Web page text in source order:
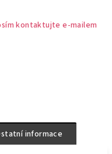
kontaktujte e-mailem
informace